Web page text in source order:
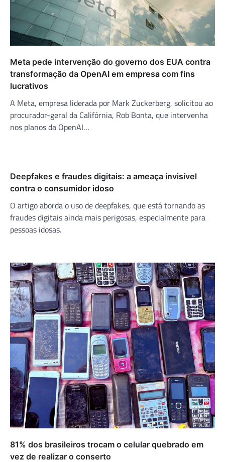
Meta pede intervenção do governo dos EUA contra
transformação da OpenAI em empresa com fins
lucrativos
A Meta, empresa liderada por Mark Zuckerberg, solicitou ao
procurador-geral da Califórnia, Rob Bonta, que intervenha
nos planos da OpenAI…
Deepfakes e fraudes digitais: a ameaça invisível
contra o consumidor idoso
O artigo aborda o uso de deepfakes, que está tornando as
fraudes digitais ainda mais perigosas, especialmente para
pessoas idosas.
81% dos brasileiros trocam o celular quebrado em
vez de realizar o conserto